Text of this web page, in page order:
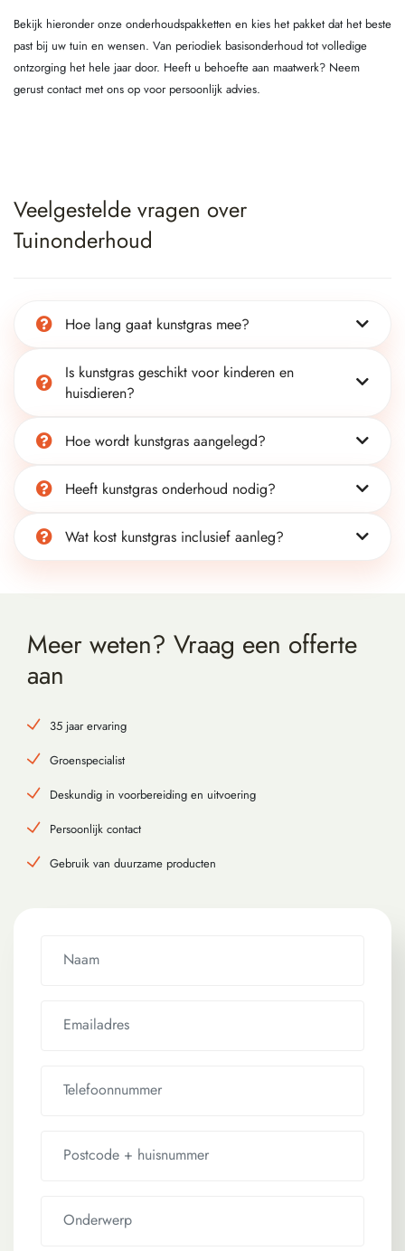
Bekijk hieronder onze onderhoudspakketten en kies het pakket dat het beste
past bij uw tuin en wensen. Van periodiek basisonderhoud tot volledige
ontzorging het hele jaar door. Heeft u behoefte aan maatwerk? Neem
gerust contact met ons op voor persoonlijk advies.
Veelgestelde vragen over
Tuinonderhoud
Hoe lang gaat kunstgras mee?
Is kunstgras geschikt voor kinderen en
huisdieren?
Hoe wordt kunstgras aangelegd?
Heeft kunstgras onderhoud nodig?
Wat kost kunstgras inclusief aanleg?
Meer weten? Vraag een offerte
aan
35 jaar ervaring
Groenspecialist
Deskundig in voorbereiding en uitvoering
Persoonlijk contact
Gebruik van duurzame producten